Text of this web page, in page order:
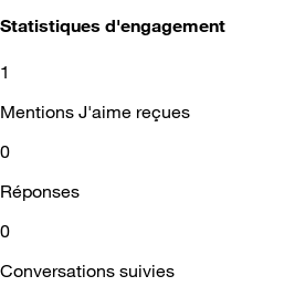
Statistiques d'engagement
1
Mentions J'aime reçues
0
Réponses
0
Conversations suivies